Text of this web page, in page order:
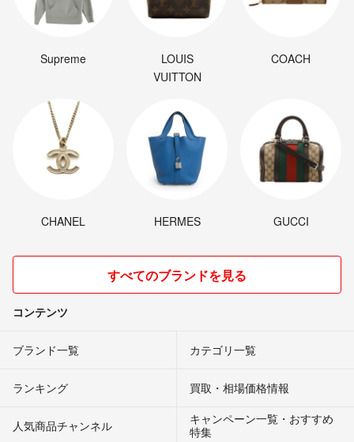
Supreme
LOUIS
VUITTON
COACH
CHANEL HERMES GUCCI
すべてのブランドを見る
コンテンツ
ブランド一覧 カテゴリ一覧
ランキング 買取・相場価格情報
人気商品チャンネル
キャンペーン一覧・おすすめ
特集